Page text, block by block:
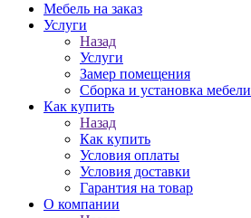
Мебель на заказ
Услуги
Назад
Услуги
Замер помещения
Сборка и установка мебели
Как купить
Назад
Как купить
Условия оплаты
Условия доставки
Гарантия на товар
О компании